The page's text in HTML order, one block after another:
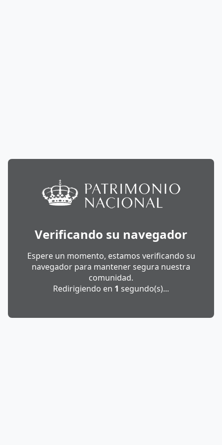
Verificando su navegador
Espere un momento, estamos verificando su
navegador para mantener segura nuestra
comunidad.
Redirigiendo en 1 segundo(s)...